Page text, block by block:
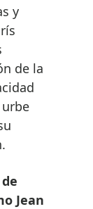
y
de la
Jean